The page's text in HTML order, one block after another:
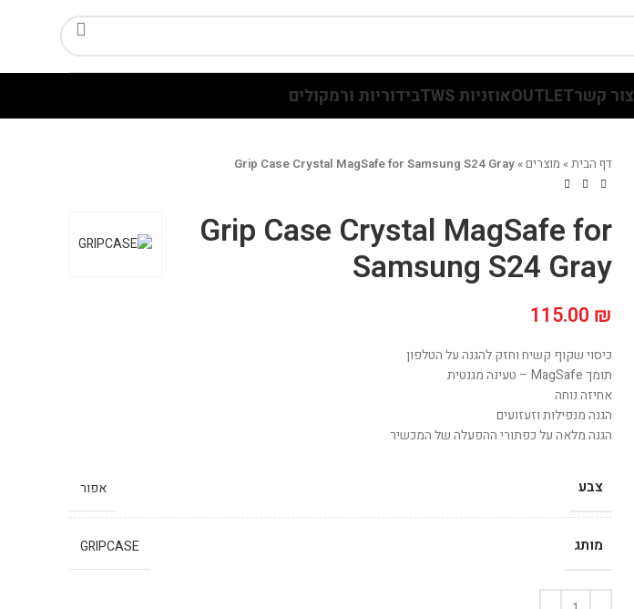
צור קשרOUTLETאוזניות TWS בידוריות ורמקולים
דף הבית» מוצרים»
Grip Case Crystal MagSafe for Samsung S24 Gray
Grip Case Crystal MagSafe for
Samsung S24 Gray
115.00 ₪
כיסוי שקוף קשיח וחזק להגנה על הטלפון
תומך MagSafe – טעינה מגנטית
אחיזה נוחה
הגנה מנפילות וזעזועים
הגנה מלאה על כפתורי ההפעלה של המכשיר
צבע אפור
מותג GRIPCASE